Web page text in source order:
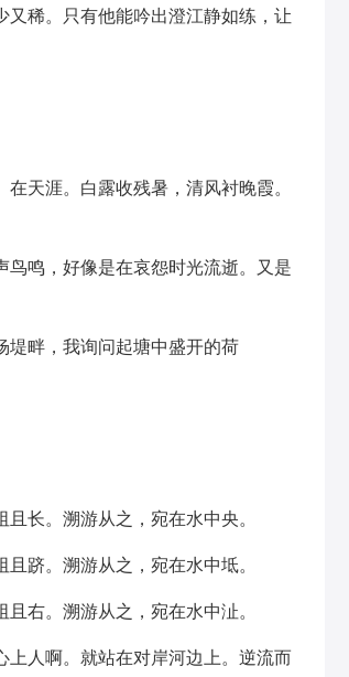
稀。只有他能吟出澄江静如练，让
天涯。白露收残暑，清风衬晚霞。
鸣，好像是在哀怨时光流逝。又是
堤畔，我询问起塘中盛开的荷
长。溯游从之，宛在水中央。
跻。溯游从之，宛在水中坻。
右。溯游从之，宛在水中沚。
上人啊。就站在对岸河边上。逆流而